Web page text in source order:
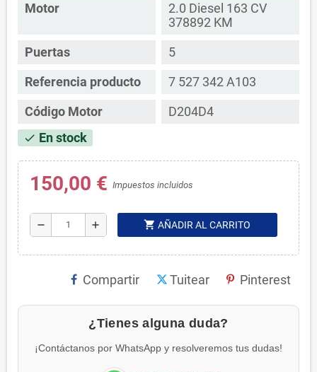
Motor
2.0 Diesel 163 CV
378892 KM
Puertas
5
Referencia producto
7 527 342 A103
Código Motor
D204D4
check En stock
150,00 € Impuestos incluidos
remove add shopping_cart AÑADIR AL CARRITO
Compartir Tuitear Pinterest
¿Tienes alguna duda?
¡Contáctanos por WhatsApp y resolveremos tus dudas!